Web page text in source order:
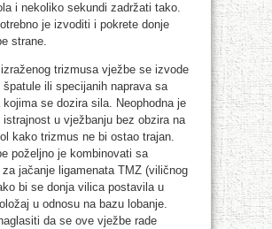
i nekoliko sekundi zadržati tako.
je izvoditi i pokrete donje
strane.
trizmusa vježbe se izvode
špatule ili specijanih naprava sa
kojima se dozira sila. Neophodna je
istrajnost u vježbanju bez obzira na
kako trizmus ne bi ostao trajan.
poželjno je kombinovati sa
jačanje ligamenata TMZ (viličnog
bi se donja vilica postavila u
u odnosu na bazu lobanje.
da se ove vježbe rade